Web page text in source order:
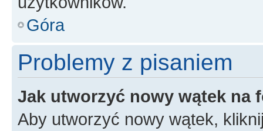
Góra
Problemy z pisaniem
Jak utworzyć nowy wątek na
Aby utworzyć nowy wątek,